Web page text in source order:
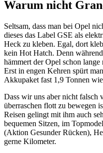
Warum nicht
Seltsam, dass man bei Opel
dieses das Label GSE als
Heck zu kleben. Egal, dort
kein Hot Hatch. Denn
hämmert der Opel schon
Erst in engen Kehren spürt
Akkupaket fast 1,9 Tonnen
Dass wir uns aber nicht falsch
überraschen flott zu bewegen
Reisen gelingt mit ihm auch
bequemen Sitzen, im
(Aktion Gesunder Rücken),
gerne Kilometer.